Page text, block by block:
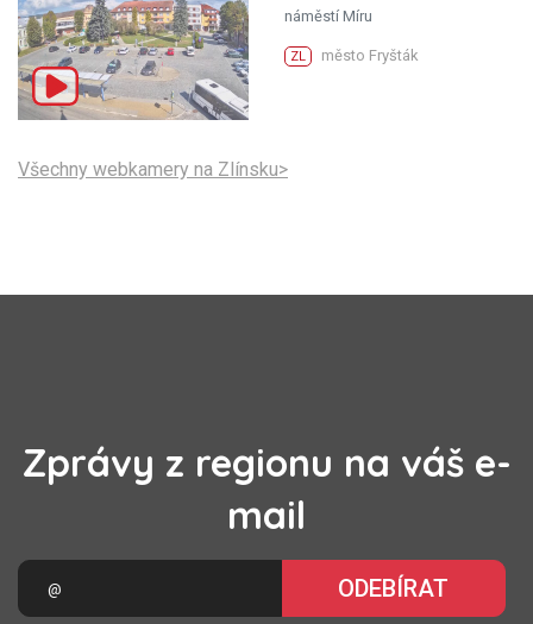
náměstí Míru
ZL město Fryšták
Všechny webkamery na Zlínsku>
Zprávy z regionu na váš e-
mail
ODEBÍRAT